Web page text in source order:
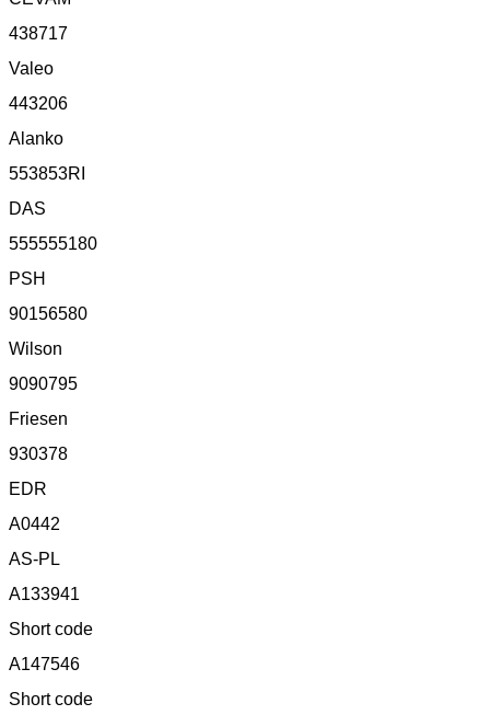
438717
Valeo
443206
Alanko
553853RI
DAS
555555180
PSH
90156580
Wilson
9090795
Friesen
930378
EDR
A0442
AS-PL
A133941
Short code
A147546
Short code